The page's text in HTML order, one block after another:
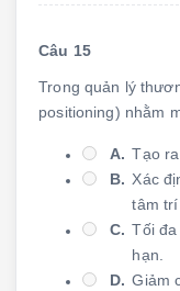
Câu 15
Trong quản lý
positioning) nhằm
A. Tạo
B. Xác
tâm trí
C. Tối
hạn.
D. Giảm